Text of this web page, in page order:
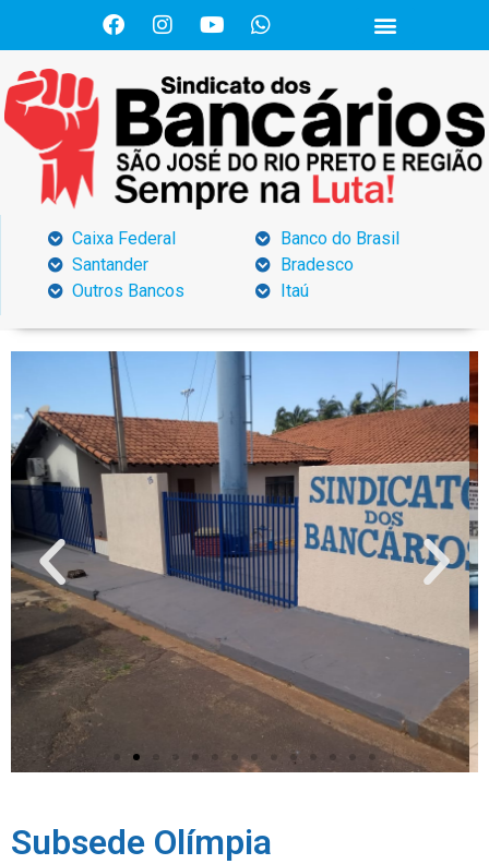
Caixa Federal
Santander
Outros Bancos
Banco do Brasil
Bradesco
Itaú
Subsede Olímpia